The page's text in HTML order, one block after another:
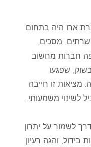
של חברת ארו היה בתחום
מסכים,
חברות מחשוב
שפגעו
זו חייבה
לשינוי משמעותי.
לשמור על יתרון
והגה רעיון